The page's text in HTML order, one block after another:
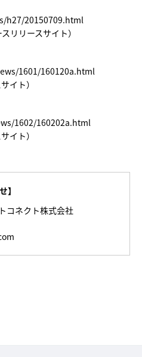
h27/20150709.html
リリースサイト）
1601/160120a.html
イト）
1602/160202a.html
イト）
】
コネクト株式会社